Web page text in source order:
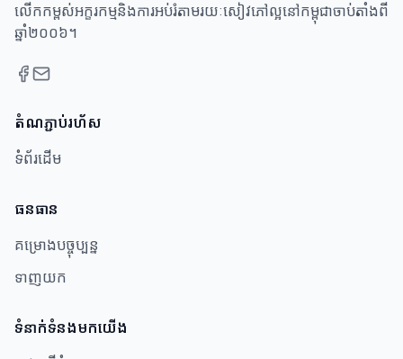
លើកកម្ពស់អក្ខរកម្មនិងការអប់រំតាមរយៈសៀវភៅល្អនៅកម្ពុជាចាប់តាំងពី
ឆ្នាំ២០០៦។
តំណភ្ជាប់រហ័ស
ទំព័រដើម
ធនធាន​
គម្រោងបច្ចុប្បន្ន
ទាញយក
ទំនាក់ទំនងមកយើង